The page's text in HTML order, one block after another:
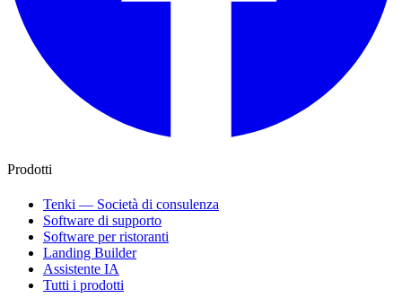
Prodotti
Tenki — Società di consulenza
Software di supporto
Software per ristoranti
Landing Builder
Assistente IA
Tutti i prodotti